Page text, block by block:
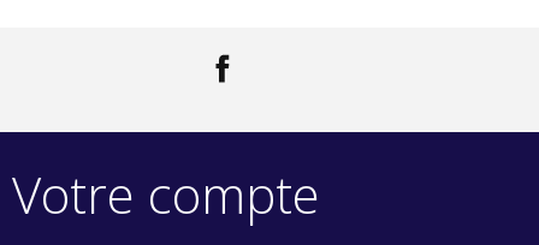
Votre compte